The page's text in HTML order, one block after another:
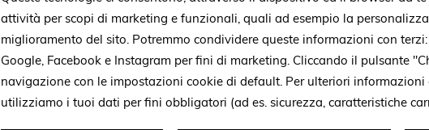
attività per scopi di marketing e funzionali, quali ad esempio la
miglioramento del sito. Potremmo condividere queste informazioni con
Google, Facebook e Instagram per fini di marketing. Cliccando il pulsante
navigazione con le impostazioni cookie di default. Per ulteriori informazioni
utilizziamo i tuoi dati per fini obbligatori (ad es. sicurezza, caratteristiche